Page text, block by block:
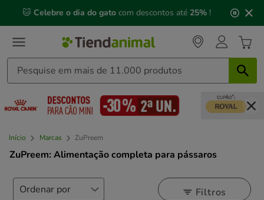
3,
mensagem,
📅 Compre até às 13h00 e receba a sua encomenda no
próximo dia útil⏰
Início Marcas ZuPreem
ZuPreem: Alimentação completa para pássaros
Filtros